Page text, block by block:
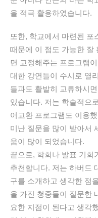
을 적극 활용하였습니다.
또한, 학교에서 마련된 포
때문에 이 점도 가능한 잘
면 교정해주는 프로그램
대한 강연들이 수시로 열
들과도 활발히 교류하시
있습니다. 저는 학술적으
어교환 프로그램도 이용
미난 질문을 많이 받아서
움이 많이 되었습니다.
끝으로, 학회나 발표 기회
추천합니다. 저는 하버드
구를 소개하고 생각한 점
을 가진 청중들이 질문한
요한 지점이 된다고 생각